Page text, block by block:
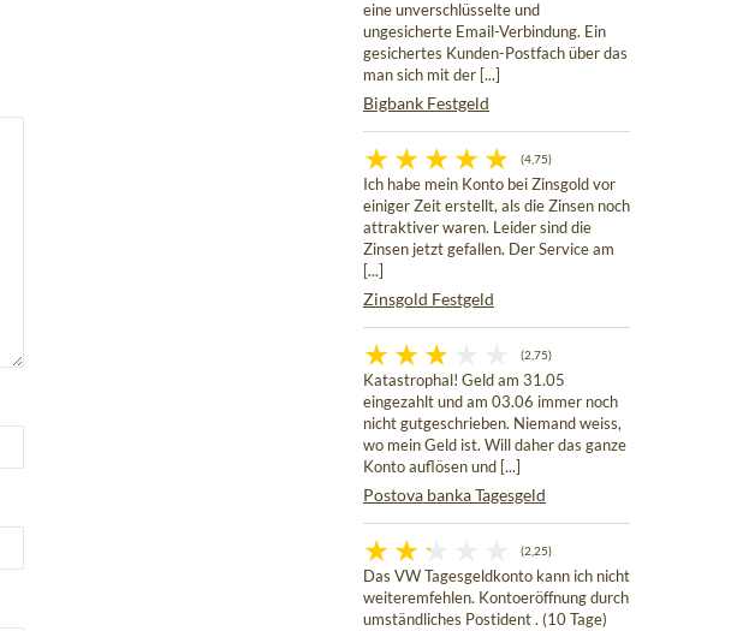
eine unverschlüsselte und
ungesicherte Email-Verbindung. Ein
gesichertes Kunden-Postfach über das
man sich mit der [...]
Bigbank Festgeld
(4,75)
Ich habe mein Konto bei Zinsgold vor
einiger Zeit erstellt, als die Zinsen noch
attraktiver waren. Leider sind die
Zinsen jetzt gefallen. Der Service am
[...]
Zinsgold Festgeld
(2,75)
Katastrophal! Geld am 31.05
eingezahlt und am 03.06 immer noch
nicht gutgeschrieben. Niemand weiss,
wo mein Geld ist. Will daher das ganze
Konto auflösen und [...]
Postova banka Tagesgeld
(2,25)
Das VW Tagesgeldkonto kann ich nicht
weiteremfehlen. Kontoeröffnung durch
umständliches Postident . (10 Tage)